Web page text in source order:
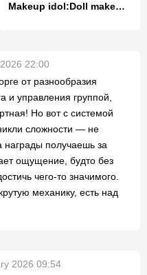
Makeup idol:Doll makeover 2024
22:00
от разнообразия
и управления группой,
Но вот с системой
сложности — не
награды получаешь за
ощущение, будто без
чего-то значимого.
механику, есть над
2026 09:54